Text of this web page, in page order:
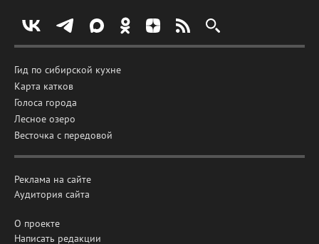
Гид по сибирской кухне
Карта катков
Голоса города
Лесное озеро
Весточка с передовой
Реклама на сайте
Аудитория сайта
О проекте
Написать редакции